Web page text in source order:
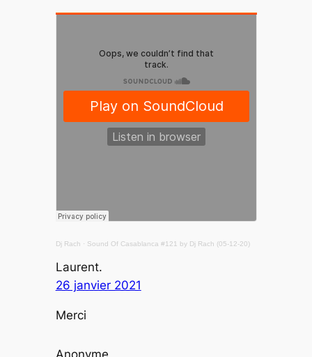
Dj Rach · Sound Of Casablanca #121 by Dj Rach (05-12-20)
Laurent.
26 janvier 2021
Merci